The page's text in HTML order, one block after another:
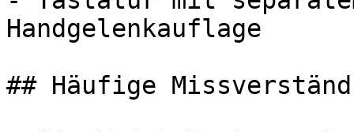
Handgelenkauflage
## Häufige